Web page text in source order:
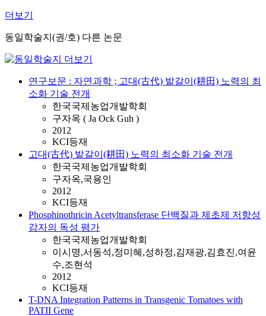
더보기
동일학술지(권/호) 다른 논문
연구보문 : 자연과학 ; 고대(古代) 밭갈이(耕田) 노력의 최
소화 기술 전개
한국국제농업개발학회
구자옥 ( Ja Ock Guh )
2012
KCI등재
고대(古代) 밭갈이(耕田) 노력의 최소화 기술 전개
한국국제농업개발학회
구자옥,국용인
2012
KCI등재
Phosphinothricin Acetyltransferase 단백질과 제초제 저항성
감자의 독성 평가
한국국제농업개발학회
이시명,서동석,정미혜,성하정,김재광,김효진,여윤
수,조현석
2012
KCI등재
T-DNA Integration Patterns in Transgenic Tomatoes with
PATII Gene